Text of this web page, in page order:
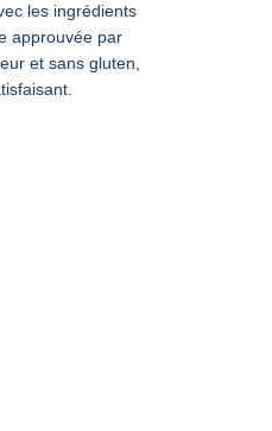
les ingrédients
approuvée par
et sans gluten,